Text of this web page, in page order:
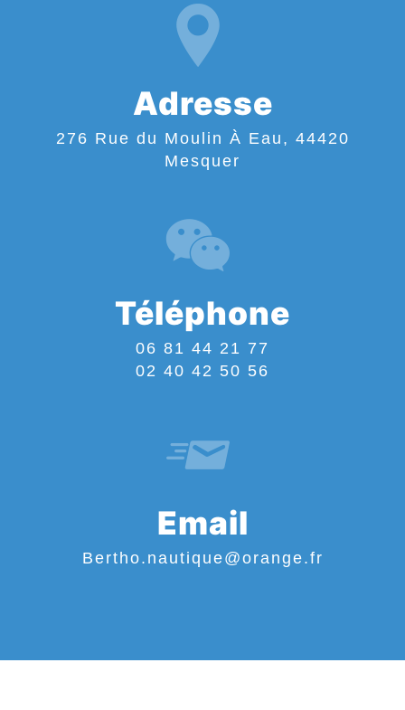
Adresse
276 Rue du Moulin À Eau, 44420
Mesquer
Téléphone
06 81 44 21 77
02 40 42 50 56
Email
bertho.nautique@orange.fr